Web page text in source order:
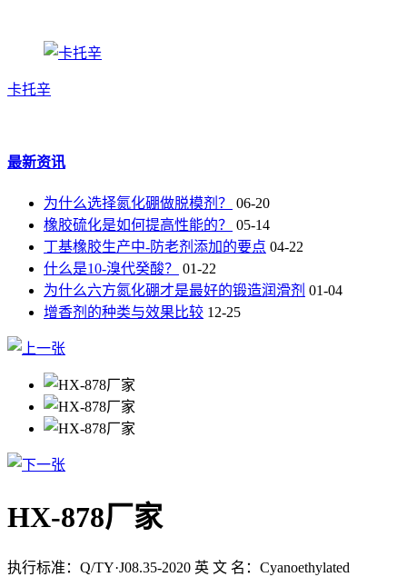
卡托辛
最新资讯
为什么选择氮化硼做脱模剂？
06-20
橡胶硫化是如何提高性能的？
05-14
丁基橡胶生产中-防老剂添加的要点 04-22
什么是10-溴代癸酸？
01-22
为什么六方氮化硼才是最好的锻造润滑剂 01-04
增香剂的种类与效果比较 12-25
HX-878厂家
执行标准：Q/TY·J08.35-2020 英 文 名：Cyanoethylated